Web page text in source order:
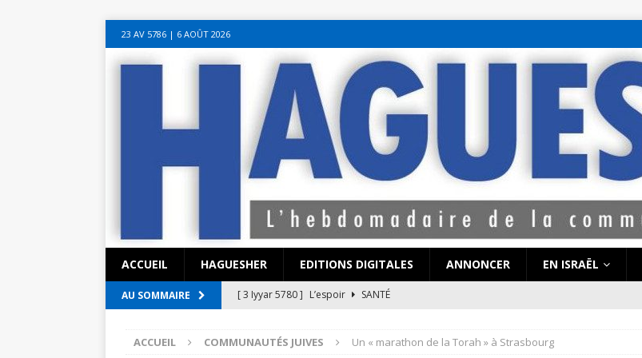
seks hattı numara istanbul escort bayanlar
canlı sohbet hatları sohbet numaraları ucuz sex sohbet hattı numaraları
23 AV 5786‎ | 6 AOÛT 2026
ACCUEIL HAGUESHER EDITIONS DIGITALES ANNONCER EN ISRAËL
AU SOMMAIRE [ 3 Iyyar 5780 ] L’espoir
SANTÉ
?
EN ISRAËL
ACCUEIL COMMUNAUTÉS JUIVES Un « marathon de la Torah » à Strasbourg